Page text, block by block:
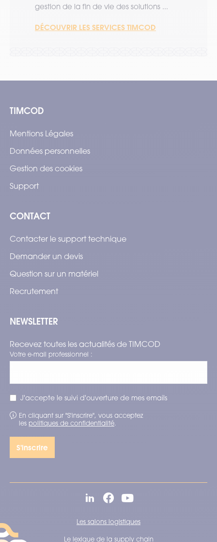
gestion de la fin de vie des solutions ...
DÉCOUVRIR LES SERVICES TIMCOD
TIMCOD
Mentions Légales
Données personnelles
Gestion des cookies
Support
CONTACT
Contacter le support technique
Demander un devis
Question sur un matériel
Recrutement
NEWSLETTER
Recevez toutes les actualités de TIMCOD
Votre e-mail professionnel :
J'accepte le suivi d'ouverture de mes emails
En cliquant sur "S'inscrire", vous acceptez
les politiques de confidentialité.
Les salons logistiques
Le lexique de la supply chain